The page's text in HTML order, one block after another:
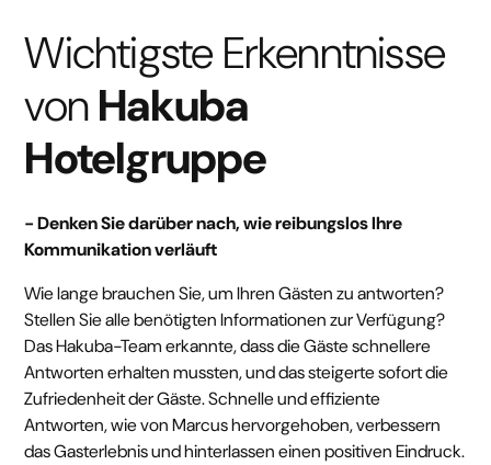
Wichtigste Erkenntnisse
vonHakuba
Hotelgruppe
- Denken Sie darüber nach, wie reibungslos Ihre
Kommunikation verläuft
Wie lange brauchen Sie, um Ihren Gästen zu antworten?
Stellen Sie alle benötigten Informationen zur Verfügung?
Das Hakuba-Team erkannte, dass die Gäste schnellere
Antworten erhalten mussten, und das steigerte sofort die
Zufriedenheit der Gäste. Schnelle und effiziente
Antworten, wie von Marcus hervorgehoben, verbessern
das Gasterlebnis und hinterlassen einen positiven Eindruck.